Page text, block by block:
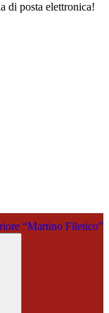
di posta elettronica!